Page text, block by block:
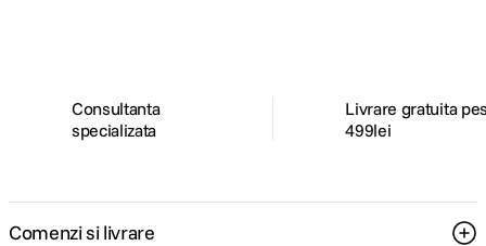
Consultanta
specializata
Livrare gratuita
499lei
Comenzi si livrare